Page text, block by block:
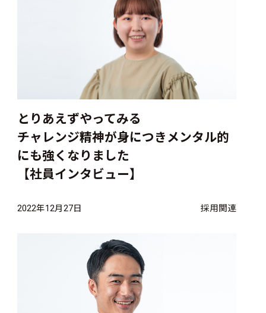
とりあえずやってみる
チャレンジ精神が身につきメンタル的
にも強くなりました
【社員インタビュー】
2022年12月27日 採用関連